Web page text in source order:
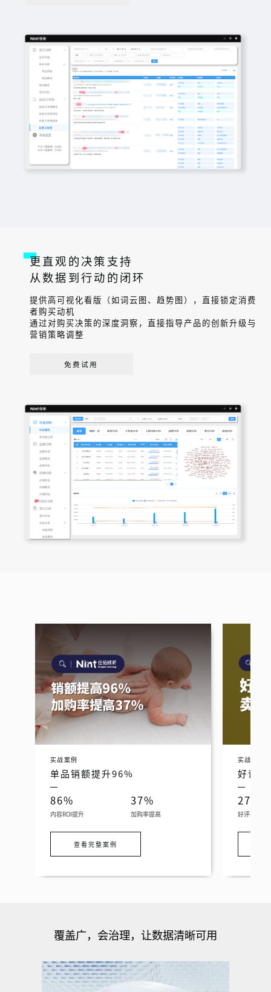
更直观的决策支持
从数据到行动的闭环
提供高可视化看版（如词云图、趋势图），直接锁定消费
者购买动机
通过对购买决策的深度洞察，直接指导产品的创新升级与
营销策略调整
免费试用
实战案例
单品销额提升96%
86%
内容ROI提升
37%
加购率提高
查看完整案例
实战案例
好评
27%
好评率提升
覆盖广，会治理，让数据清晰可用